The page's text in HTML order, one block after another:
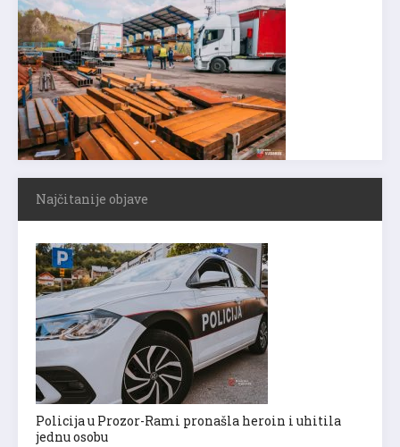
Najčitanije objave
Policija u Prozor-Rami pronašla heroin i uhitila
jednu osobu